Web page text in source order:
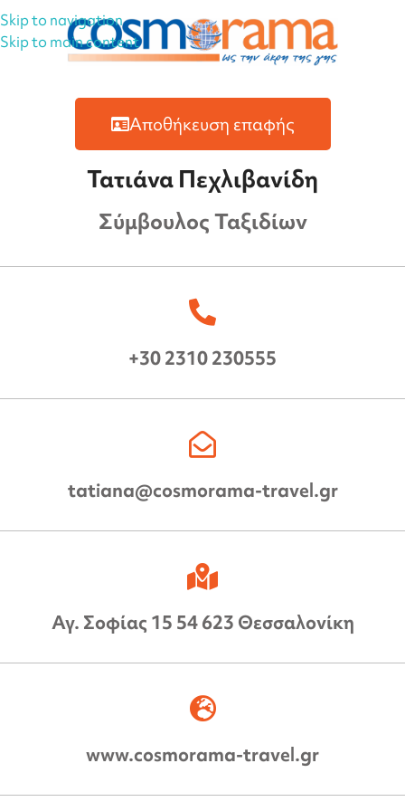
Skip to navigation
Skip to main content
Αποθήκευση επαφής
Τατιάνα Πεχλιβανίδη
Σύμβουλος Ταξιδίων
+30 2310 230555
tatiana@cosmorama-travel.gr
Αγ. Σοφίας 15 54 623 Θεσσαλονίκη
www.cosmorama-travel.gr